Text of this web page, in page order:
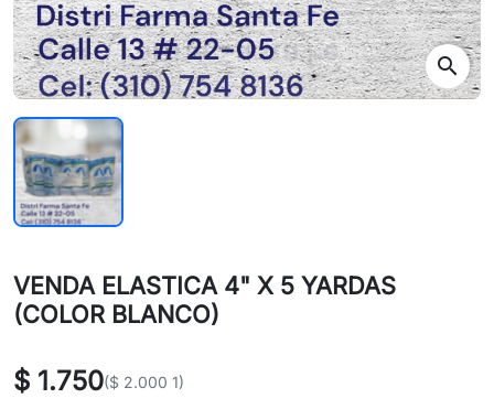
search
VENDA ELASTICA 4" X 5 YARDAS
(COLOR BLANCO)
$ 1.750($ 2.000 1)